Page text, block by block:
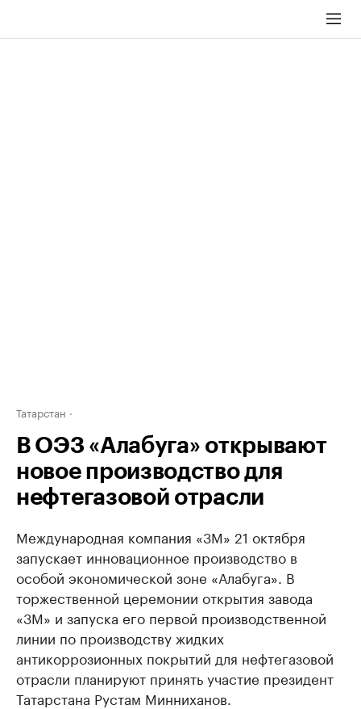
Татарстан
В ОЭЗ «Алабуга» открывают
новое производство для
нефтегазовой отрасли
Международная компания «3М» 21 октября
запускает инновационное производство в
особой экономической зоне «Алабуга». В
торжественной церемонии открытия завода
«3М» и запуска его первой производственной
линии по производству жидких
антикоррозионных покрытий для нефтегазовой
отрасли планируют принять участие президент
Татарстана Рустам Минниханов.